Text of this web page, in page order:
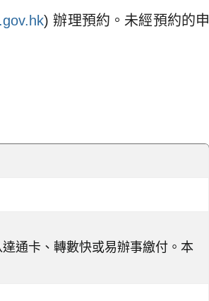
) 辦理預約。未經預約的申
通卡、轉數快或易辦事繳付。本